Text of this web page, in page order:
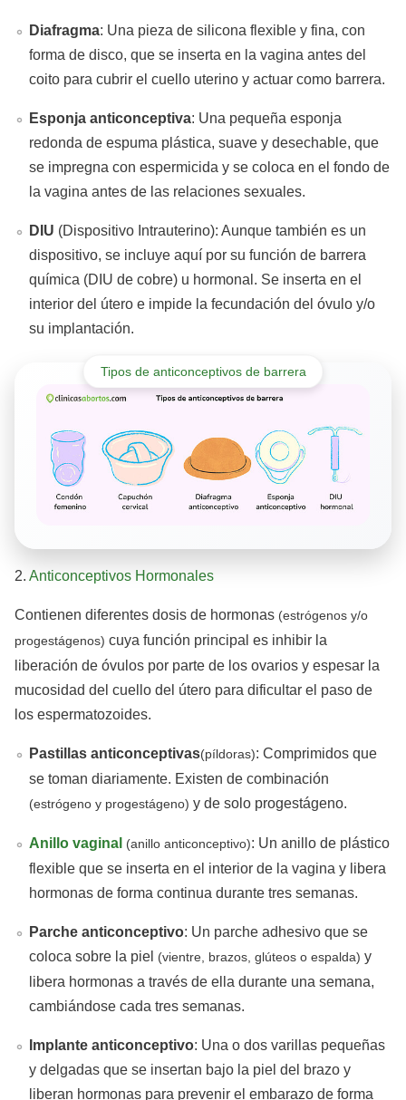
Diafragma: Una pieza de silicona flexible y fina, con
forma de disco, que se inserta en la vagina antes del
coito para cubrir el cuello uterino y actuar como barrera.
Esponja anticonceptiva: Una pequeña esponja
redonda de espuma plástica, suave y desechable, que
se impregna con espermicida y se coloca en el fondo de
la vagina antes de las relaciones sexuales.
DIU (Dispositivo Intrauterino): Aunque también es un
dispositivo, se incluye aquí por su función de barrera
química (DIU de cobre) u hormonal. Se inserta en el
interior del útero e impide la fecundación del óvulo y/o
su implantación.
Tipos de anticonceptivos de barrera
2. Anticonceptivos Hormonales
Contienen diferentes dosis de hormonas (estrógenos y/o
progestágenos) cuya función principal es inhibir la
liberación de óvulos por parte de los ovarios y espesar la
mucosidad del cuello del útero para dificultar el paso de
los espermatozoides.
Pastillas anticonceptivas(píldoras): Comprimidos que
se toman diariamente. Existen de combinación
(estrógeno y progestágeno) y de solo progestágeno.
Anillo vaginal (anillo anticonceptivo): Un anillo de plástico
flexible que se inserta en el interior de la vagina y libera
hormonas de forma continua durante tres semanas.
Parche anticonceptivo: Un parche adhesivo que se
coloca sobre la piel (vientre, brazos, glúteos o espalda) y
libera hormonas a través de ella durante una semana,
cambiándose cada tres semanas.
Implante anticonceptivo: Una o dos varillas pequeñas
y delgadas que se insertan bajo la piel del brazo y
liberan hormonas para prevenir el embarazo de forma